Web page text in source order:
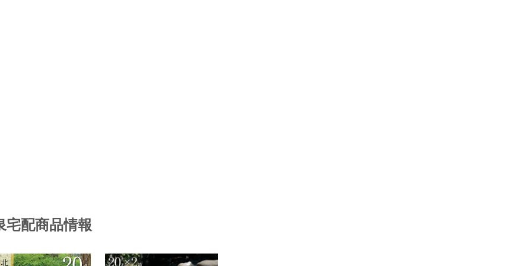
宅配商品情報